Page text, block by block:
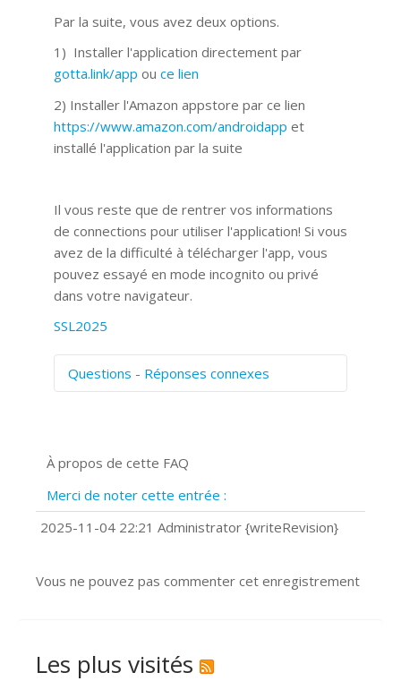
Par la suite, vous avez deux options.
1) Installer l'application directement par
gotta.link/app ou ce lien
2) Installer l'Amazon appstore par ce lien
https://www.amazon.com/androidapp et
installé l'application par la suite
Il vous reste que de rentrer vos informations
de connections pour utiliser l'application! Si vous
avez de la difficulté à télécharger l'app, vous
pouvez essayé en mode incognito ou privé
dans votre navigateur.
SSL2025
Questions - Réponses connexes
Prise de vue 360°
?
Comment installer Google Chrome ?
À propos de cette FAQ
Merci de noter cette entrée :
2025-11-04 22:21 Administrator {writeRevision}
Vous ne pouvez pas commenter cet enregistrement
Les plus visités